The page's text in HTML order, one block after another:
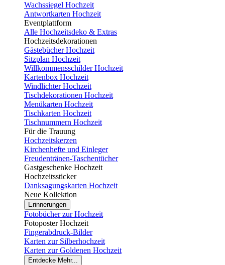
Wachssiegel Hochzeit
Antwortkarten Hochzeit
Eventplattform
Alle Hochzeitsdeko & Extras
Hochzeitsdekorationen
Gästebücher Hochzeit
Sitzplan Hochzeit
Willkommensschilder Hochzeit
Kartenbox Hochzeit
Windlichter Hochzeit
Tischdekorationen Hochzeit
Menükarten Hochzeit
Tischkarten Hochzeit
Tischnummern Hochzeit
Für die Trauung
Hochzeitskerzen
Kirchenhefte und Einleger
Freudentränen-Taschentücher
Gastgeschenke Hochzeit
Hochzeitssticker
Danksagungskarten Hochzeit
Neue Kollektion
Erinnerungen
Fotobücher zur Hochzeit
Fotoposter Hochzeit
Fingerabdruck-Bilder
Karten zur Silberhochzeit
Karten zur Goldenen Hochzeit
Entdecke Mehr...